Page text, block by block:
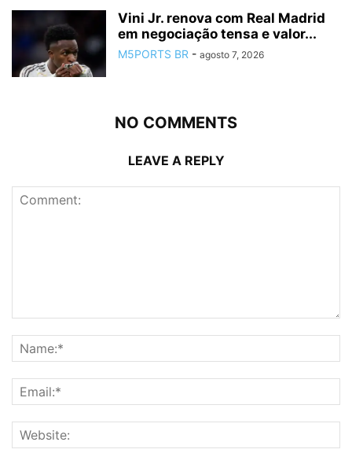
Vini Jr. renova com Real Madrid
em negociação tensa e valor...
M5PORTS BR - agosto 7, 2026
NO COMMENTS
LEAVE A REPLY